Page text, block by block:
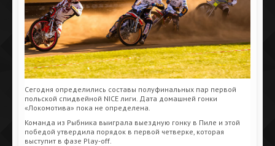
Сегодня определились составы полуфинальных пар первой
польской спидвейной NICE лиги. Дата домашней гонки
«Локомотива» пока не определена.
Команда из Рыбника выиграла выездную гонку в Пиле и этой
победой утвердила порядок в первой четверке, которая
выступит в фазе Play-off.